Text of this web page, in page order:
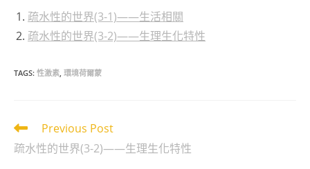
疏水性的世界(3-1)——生活相關
疏水性的世界(3-2)——生理生化特性
TAGS: 性激素, 環境荷爾蒙
Read
more
articles
Previous Post
疏水性的世界(3-2)——生理生化特性